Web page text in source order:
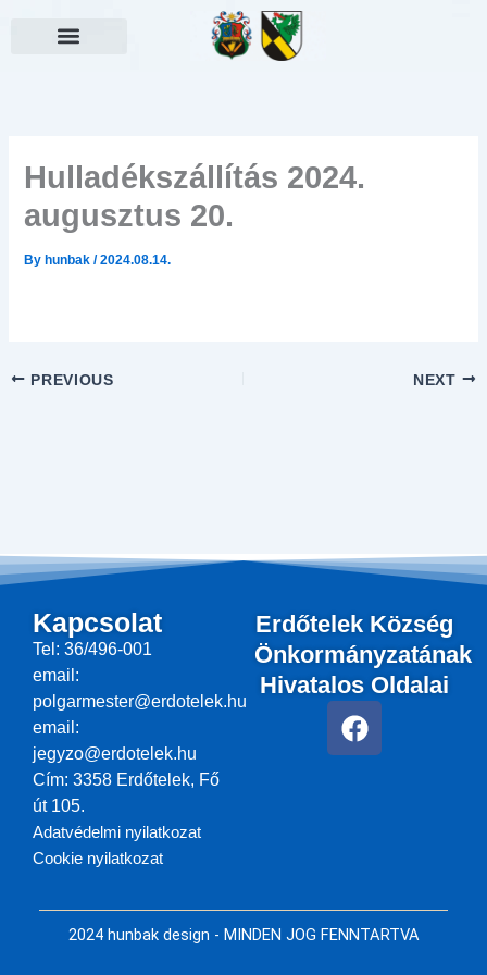
Hulladékszállítás 2024.
augusztus 20.
By hunbak/2024.08.14.
PREVIOUS NEXT
Kapcsolat
Tel: 36/496-001
email:
polgarmester@erdotelek.hu
email:
jegyzo@erdotelek.hu
Cím: 3358 Erdőtelek, Fő
út 105.
Adatvédelmi nyilatkozat
Cookie nyilatkozat
Erdőtelek Község
Önkormányzatának
Hivatalos Oldalai
F
a
k
2024 hunbak design - MINDEN JOG FENNTARTVA